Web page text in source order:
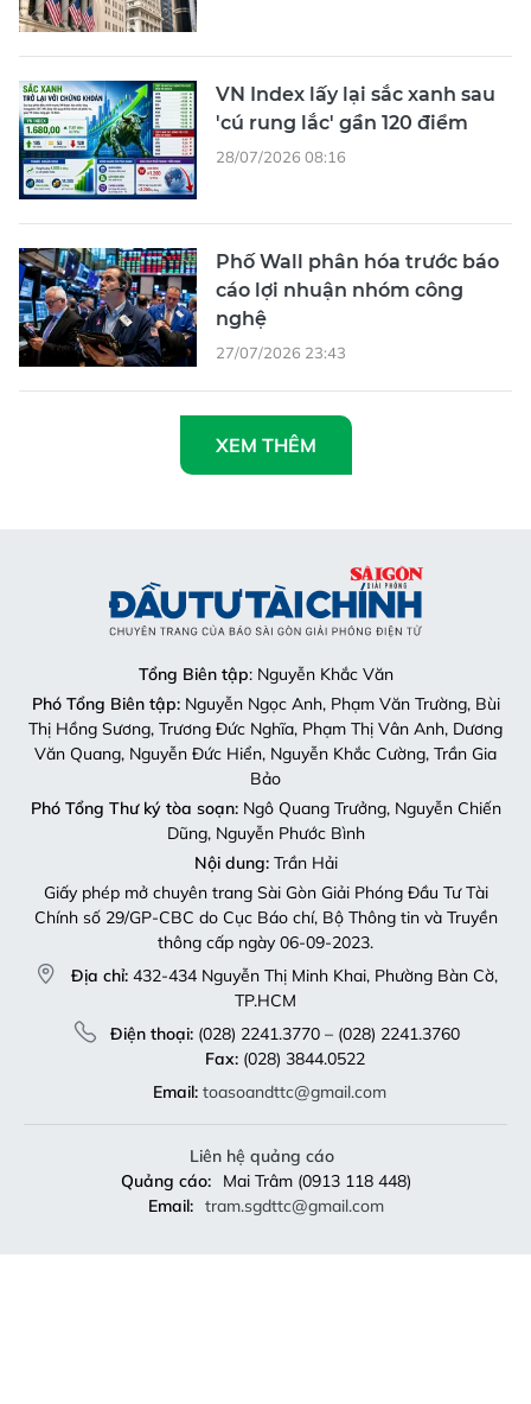
VN Index lấy lại sắc xanh sau
'cú rung lắc' gần 120 điểm
28/07/2026 08:16
Phố Wall phân hóa trước báo
cáo lợi nhuận nhóm công
nghệ
27/07/2026 23:43
XEM THÊM
Tổng Biên tập: Nguyễn Khắc Văn
Phó Tổng Biên tập:Nguyễn Ngọc Anh, Phạm Văn Trường, Bùi
Thị Hồng Sương, Trương Đức Nghĩa, Phạm Thị Vân Anh, Dương
Văn Quang, Nguyễn Đức Hiển, Nguyễn Khắc Cường, Trần Gia
Bảo
Phó Tổng Thư ký tòa soạn:Ngô Quang Trưởng, Nguyễn Chiến
Dũng, Nguyễn Phước Bình
Nội dung:Trần Hải
Giấy phép mở chuyên trang Sài Gòn Giải Phóng Đầu Tư Tài
Chính số 29/GP-CBC do Cục Báo chí, Bộ Thông tin và Truyền
thông cấp ngày 06-09-2023.
Địa chỉ: 432-434 Nguyễn Thị Minh Khai, Phường Bàn Cờ,
TP.HCM
Điện thoại:(028) 2241.3770 – (028) 2241.3760
Fax:(028) 3844.0522
Email: toasoandttc@gmail.com
Liên hệ quảng cáo
Quảng cáo:
Mai Trâm (0913 118 448)
Email: tram.sgdttc@gmail.com